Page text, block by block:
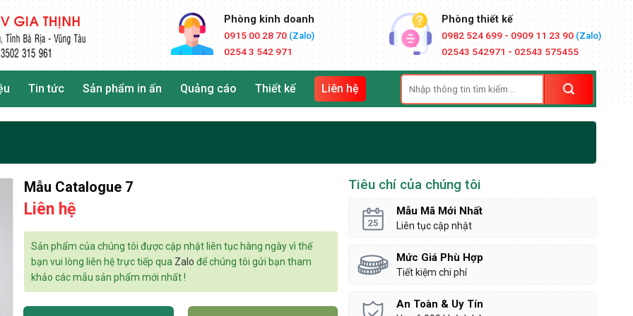
Phòng kinh doanh
0915 00 28 70(Zalo)
0254 3 542 971
Phòng thiết kế
0982 524 699 - 0909 11 23 90 (Zalo)
02543 542971 - 02543 575455
Tin tức Sản phẩm in ấn Quảng cáo Thiết kế Liên hệ
Tìm
kiếm:
Mẫu Catalogue 7
Liên hệ
Sản phẩm của chúng tôi được cập nhật liên tục hàng ngày vì thế
bạn vui lòng liên hệ trực tiếp qua Zalo để chúng tôi gửi bạn tham
khảo các mẫu sản phẩm mới nhất !
Tiêu chí của chúng tôi
Mẫu Mã Mới Nhất
Liên tục cập nhật
Mức Giá Phù Hợp
Tiết kiệm chi phí
An Toàn & Uy Tín